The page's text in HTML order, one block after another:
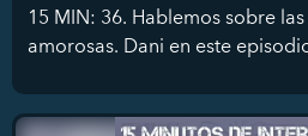
15 MIN: 36. Hablemos sobre
amorosas. Dani en este